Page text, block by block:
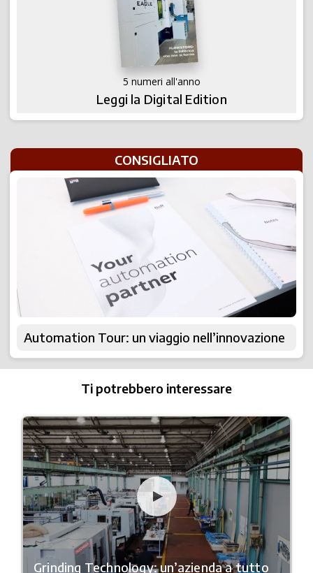
5 numeri all'anno
Leggi la Digital Edition
CONSIGLIATO
Automation Tour: un viaggio nell’innovazione
Ti potrebbero interessare
Grinding Technology: un’azienda a tutto